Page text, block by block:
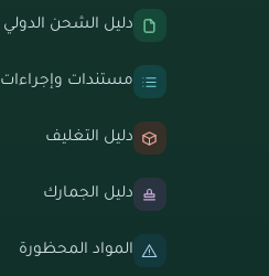
دليل الشحن الدولي
مستندات وإجراءات
دليل التغليف
دليل الجمارك
المواد المحظورة